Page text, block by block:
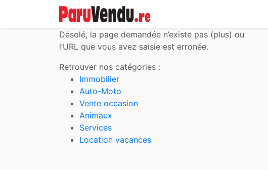
Désolé, la page demandée n’existe pas (plus) ou
l’URL que vous avez saisie est erronée.
Retrouver nos catégories :
Immobilier
Auto-Moto
Vente occasion
Animaux
Services
Location vacances